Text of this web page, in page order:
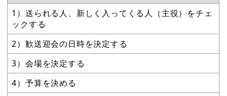
1）送られる人、新しく入ってくる人（主役）をチェ
ックする
2）歓送迎会の日時を決定する
3）会場を決定する
4）予算を決める